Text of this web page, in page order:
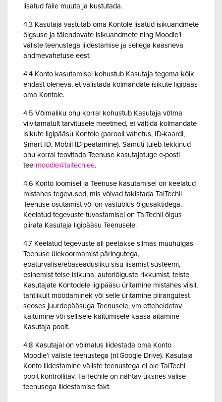
lisatud faile muuta ja kustutada.
4.3 Kasutaja vastutab oma Kontole lisatud isikuandmete
õigsuse ja täiendavate isikuandmete ning Moodle’i
väliste teenustega liidestamise ja sellega kaasneva
andmevahetuse eest.
4.4 Konto kasutamisel kohustub Kasutaja tegema kõik
endast oleneva, et välistada kolmandate isikute ligipääs
oma Kontole.
4.5 Võimaliku ohu korral kohustub Kasutaja võtma
viivitamatult tarvitusele meetmed, et vältida kolmandate
isikute ligipääsu Kontole (parooli vahetus, ID-kaardi,
Smart-ID, Mobiil-ID peatamine). Samuti tuleb tekkinud
ohu korral teavitada Teenuse kasutajatuge e-posti
teel moodle@taltech.ee.
4.6 Konto loomisel ja Teenuse kasutamisel on keelatud
mistahes tegevused, mis võivad takistada TalTechil
Teenuse osutamist või on vastuolus õigusaktidega.
Keelatud tegevuste tuvastamisel on TalTechil õigus
piirata Kasutaja ligipääsu Teenusele.
4.7 Keelatud tegevuste all peetakse silmas muuhulgas
Teenuse ülekoormamist päringutega,
ebaturvalise/ebaseadusliku sisu lisamist süsteemi,
esinemist teise isikuna, autoriõiguste rikkumist, teiste
Kasutajate Kontodele ligipääsu üritamine mistahes viisil,
tahtlikult möödaminek või selle üritamine piirangutest
seoses juurdepääsuga Teenusele, vm etteheidetav
käitumine või sellisele käitumisele kaasa aitamine
Kasutaja poolt.
4.8 Kasutajal on võimalus liidestada oma Konto
Moodle’i väliste teenustega (nt Google Drive). Kasutaja
Konto liidestamine väliste teenustega ei ole TalTechi
poolt kontrollitav. TalTechile on nähtav üksnes välise
teenusega liidestamise fakt.